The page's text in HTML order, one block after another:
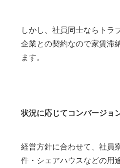
しかし、社員同士ならトラ
企業との契約なので家賃滞
ます。
状況に応じてコンバージョ
経営方針に合わせて、社員
件・シェアハウスなどの用